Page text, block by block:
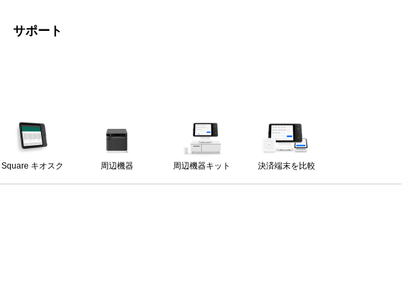
サポート
Square キオスク 周辺機器 周辺機器キット 決済端末を比較